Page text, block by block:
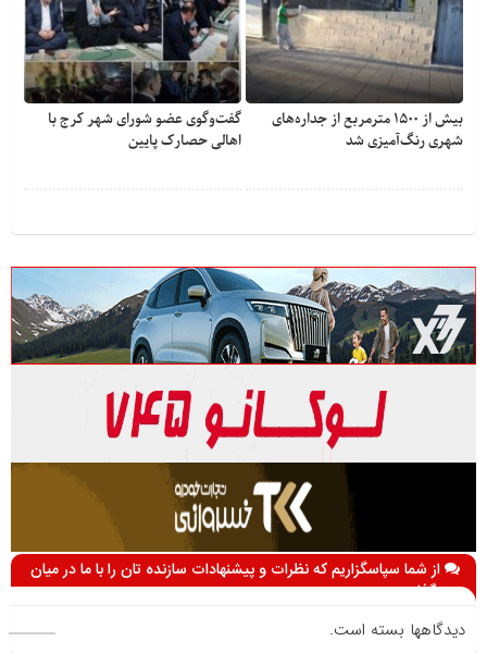
بیش از ۱۵۰۰ مترمربع از جداره‌های
شهری رنگ‌آمیزی شد
گفت‌وگوی عضو شورای شهر کرج با
اهالی حصارک پایین
از شما سپاسگزاریم که نظرات و پیشنهادات سازنده تان را با ما در میان
می گذارید
دیدگاهها بسته است.